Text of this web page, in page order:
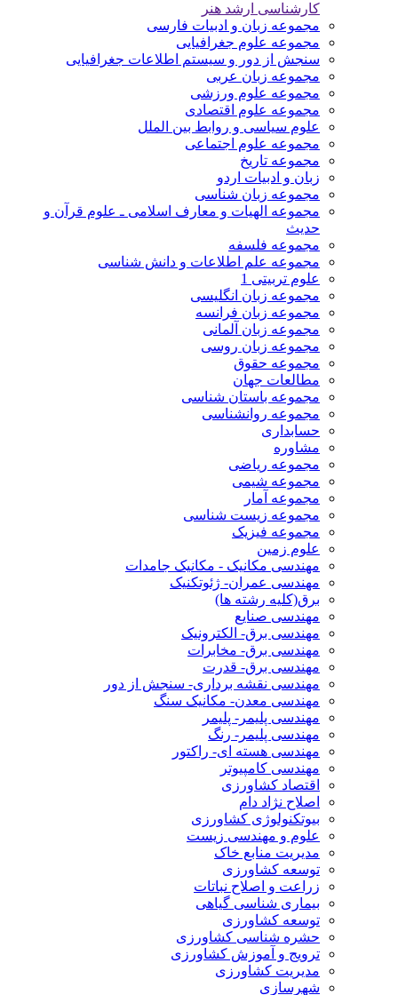
کارشناسی ارشد هنر
مجموعه زبان و ادبیات فارسی
مجموعه علوم جغرافیایی
سنجش از دور و سیستم اطلاعات جغرافیایی
مجموعه زبان عربی
مجموعه علوم ورزشی
مجموعه علوم اقتصادی
علوم سیاسی و روابط بین الملل
مجموعه علوم اجتماعی
مجموعه تاریخ
زبان و ادبیات اردو
مجموعه زبان شناسی
مجموعه الهیات و معارف اسلامی ـ علوم قرآن و
حدیث
مجموعه فلسفه
مجموعه علم اطلاعات و دانش شناسی
علوم تربیتی 1
مجموعه زبان انگلیسی
مجموعه زبان فرانسه
مجموعه زبان آلمانی
مجموعه زبان روسی
مجموعه حقوق
مطالعات جهان
مجموعه باستان شناسی
مجموعه روانشناسی
حسابداری
مشاوره
مجموعه ریاضی
مجموعه شیمی
مجموعه آمار
مجموعه زیست شناسی
مجموعه فیزیک
علوم زمین
مهندسی مکانیک - مکانیک جامدات
مهندسی عمران- ژئوتکنیک
برق(کلیه رشته ها)
مهندسی صنایع
مهندسی برق- الکترونیک
مهندسی برق- مخابرات
مهندسی برق- قدرت
مهندسی نقشه برداری- سنجش از دور
مهندسی معدن- مکانیک سنگ
مهندسی پلیمر- پلیمر
مهندسی پلیمر- رنگ
مهندسی هسته ای- راکتور
مهندسی کامپیوتر
اقتصاد کشاورزی
اصلاح نژاد دام
بیوتکنولوژی کشاورزی
علوم و مهندسی زیست
مدیریت منابع خاک
توسعه کشاورزی
زراعت و اصلاح نباتات
بیماری شناسی گیاهی
توسعه کشاورزی
حشره شناسی کشاورزی
ترویج و آموزش کشاورزی
مدیریت کشاورزی
شهرسازی